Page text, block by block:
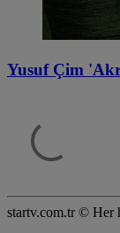
Yusuf Çim
startv.com.tr © Her